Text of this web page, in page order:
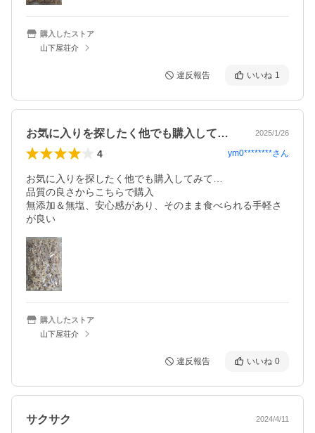
購入したストア
山下屋荘介
違反報告 いいね 1
お気に入りを探したく他でも購入してみて… 2025/1/26
4 ym0********さん
お気に入りを探したく他でも購入してみて…
品質の良さからこちらで購入
無添加＆無塩、安心感があり、そのまま食べられる手軽さ
が良い
購入したストア
山下屋荘介
違反報告 いいね 0
サクサク 2024/4/11